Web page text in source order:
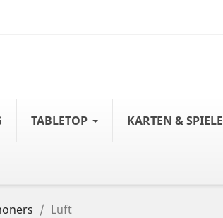
TABLETOP KARTEN & SPIELE
Luft